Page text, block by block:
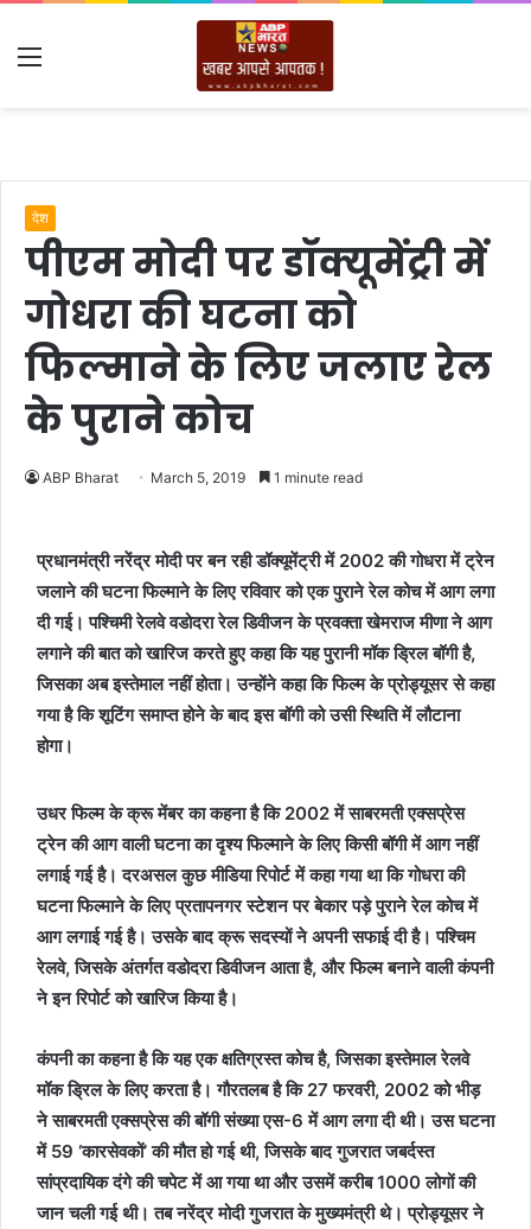
Menu
देश
पीएम मोदी पर डॉक्यूमेंट्री में
गोधरा की घटना को
फिल्माने के लिए जलाए रेल
के पुराने कोच
ABP Bharat March 5, 2019 1 minute read
प्रधानमंत्री नरेंद्र मोदी पर बन रही डॉक्यूमेंट्री में 2002 की गोधरा में ट्रेन
जलाने की घटना फिल्माने के लिए रविवार को एक पुराने रेल कोच में आग लगा
दी गई। पश्चिमी रेलवे वडोदरा रेल डिवीजन के प्रवक्ता खेमराज मीणा ने आग
लगाने की बात को खारिज करते हुए कहा कि यह पुरानी मॉक ड्रिल बॉगी है,
जिसका अब इस्तेमाल नहीं होता। उन्होंने कहा कि फिल्म के प्रोड्यूसर से कहा
गया है कि शूटिंग समाप्त होने के बाद इस बॉगी को उसी स्थिति में लौटाना
होगा।
उधर फिल्म के क्रू मेंबर का कहना है कि 2002 में साबरमती एक्सप्रेस
ट्रेन की आग वाली घटना का दृश्य फिल्माने के लिए किसी बॉगी में आग नहीं
लगाई गई है। दरअसल कुछ मीडिया रिपोर्ट में कहा गया था कि गोधरा की
घटना फिल्माने के लिए प्रतापनगर स्टेशन पर बेकार पड़े पुराने रेल कोच में
आग लगाई गई है। उसके बाद क्रू सदस्यों ने अपनी सफाई दी है। पश्चिम
रेलवे, जिसके अंतर्गत वडोदरा डिवीजन आता है, और फिल्म बनाने वाली कंपनी
ने इन रिपोर्ट को खारिज किया है।
कंपनी का कहना है कि यह एक क्षतिग्रस्त कोच है, जिसका इस्तेमाल रेलवे
मॉक ड्रिल के लिए करता है। गौरतलब है कि 27 फरवरी, 2002 को भीड़
ने साबरमती एक्सप्रेस की बॉगी संख्या एस-6 में आग लगा दी थी। उस घटना
में 59 ‘कारसेवकों’ की मौत हो गई थी, जिसके बाद गुजरात जबर्दस्त
सांप्रदायिक दंगे की चपेट में आ गया था और उसमें करीब 1000 लोगों की
जान चली गई थी। तब नरेंद्र मोदी गुजरात के मुख्यमंत्री थे। प्रोड्यूसर ने